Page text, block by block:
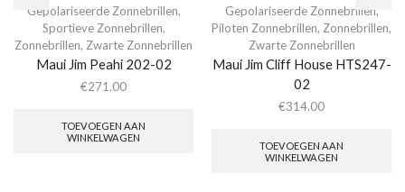
Gepolariseerde Zonnebrillen,
Sportieve Zonnebrillen,
Zonnebrillen, Zwarte Zonnebrillen
Maui Jim Peahi 202-02
€271.00
TOEVOEGEN AAN
WINKELWAGEN
Gepolariseerde Zonnebrillen,
Piloten Zonnebrillen, Zonnebrillen,
Zwarte Zonnebrillen
Maui Jim Cliff House HTS247-
02
€314.00
TOEVOEGEN AAN
WINKELWAGEN